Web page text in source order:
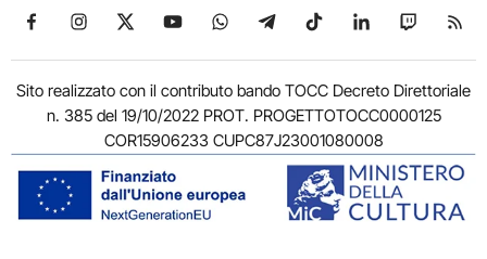
Seguici su Facebook
Seguici su Instagram
Seguici su X
Seguici su YouTube
Seguici su WhatsApp
Seguici su Telegram
Seguici su TikTok
Seguici su
Seguici
Sito realizzato con il contributo bando TOCC Decreto Direttoriale
n. 385 del 19/10/2022 PROT. PROGETTOTOCC0000125
COR15906233 CUPC87J23001080008